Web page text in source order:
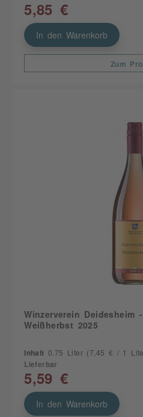
5,85 €
In den Warenkorb
Zum
Winzerverein Deidesheim
Weißherbst 2025
Inhalt 0.75 Liter (7,45 € / 1
Lieferbar
5,59 €
In den Warenkorb